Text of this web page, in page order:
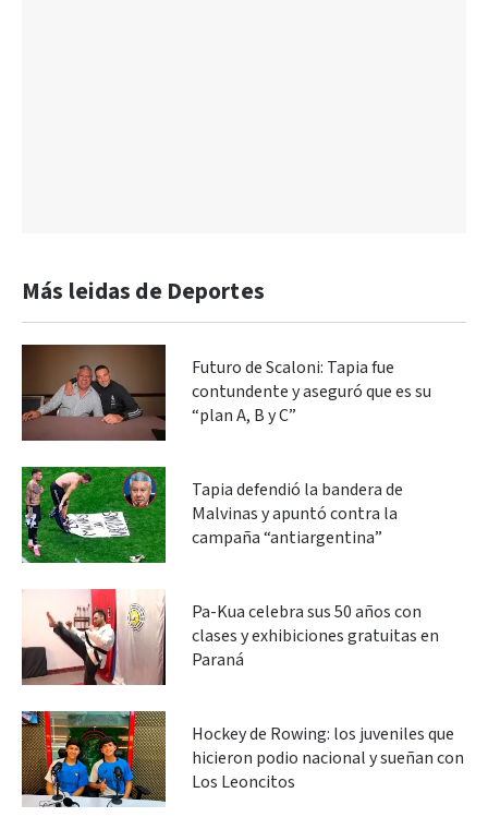
Más leidas de Deportes
Futuro de Scaloni: Tapia fue
contundente y aseguró que es su
“plan A, B y C”
Tapia defendió la bandera de
Malvinas y apuntó contra la
campaña “antiargentina”
Pa-Kua celebra sus 50 años con
clases y exhibiciones gratuitas en
Paraná
Hockey de Rowing: los juveniles que
hicieron podio nacional y sueñan con
Los Leoncitos